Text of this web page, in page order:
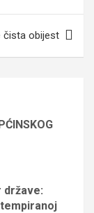
čista obijest
države: